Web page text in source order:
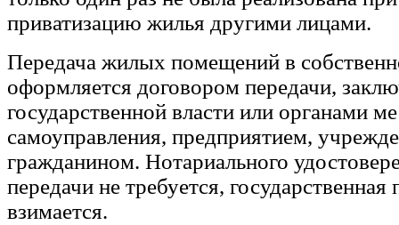
приватизацию жилья другими лицами.
Передача жилых помещений в
оформляется договором передачи,
государственной власти или органами
самоуправления, предприятием,
гражданином. Нотариального
передачи не требуется,
взимается.